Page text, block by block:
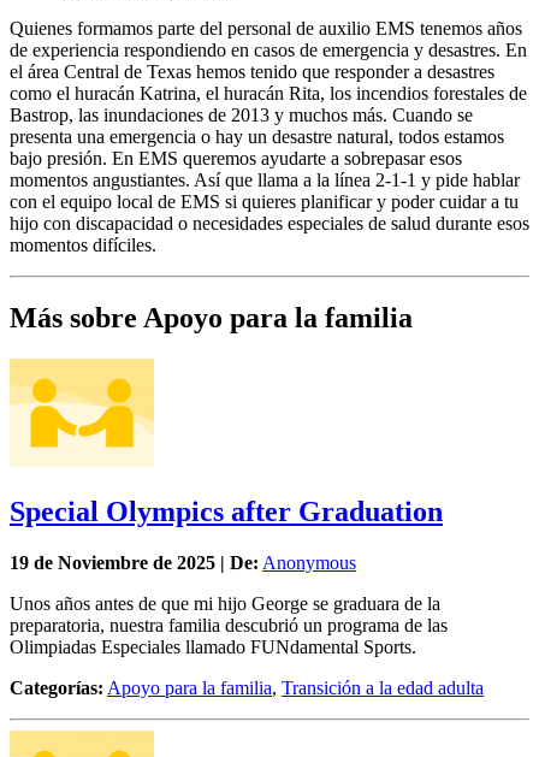
Quienes formamos parte del personal de auxilio EMS tenemos años
de experiencia respondiendo en casos de emergencia y desastres. En
el área Central de Texas hemos tenido que responder a desastres
como el huracán Katrina, el huracán Rita, los incendios forestales de
Bastrop, las inundaciones de 2013 y muchos más. Cuando se
presenta una emergencia o hay un desastre natural, todos estamos
bajo presión. En EMS queremos ayudarte a sobrepasar esos
momentos angustiantes. Así que llama a la línea 2-1-1 y pide hablar
con el equipo local de EMS si quieres planificar y poder cuidar a tu
hijo con discapacidad o necesidades especiales de salud durante esos
momentos difíciles.
Más sobre Apoyo para la familia
Special Olympics after Graduation
19 de Noviembre de 2025 | De: Anonymous
Unos años antes de que mi hijo George se graduara de la
preparatoria, nuestra familia descubrió un programa de las
Olimpiadas Especiales llamado FUNdamental Sports.
Categorías: Apoyo para la familia, Transición a la edad adulta